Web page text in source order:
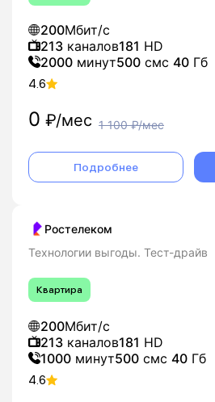
200Мбит/с
213 каналов181 HD
2000 минут500 смс 40 Гб
4.6
0 ₽/мес 1 100₽/мес
Подробнее
Ростелеком
Технологии выгоды. Тест-драйв
Квартира
200Мбит/с
213 каналов181 HD
1000 минут500 смс 40 Гб
4.6